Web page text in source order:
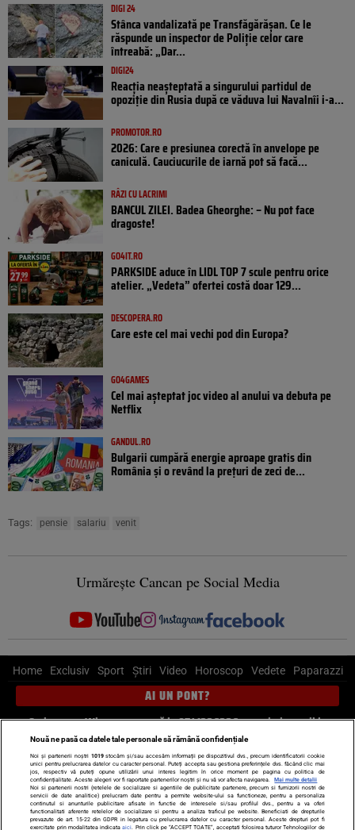
DIGI 24
Stânca vandalizată pe Transfăgărășan. Ce le
răspunde un inspector de Poliție celor care
întreabă: „Dar...
DIGI24
Reacția neașteptată a singurului partidul de
opoziţie din Rusia după ce văduva lui Navalnîi i-a...
PROMOTOR.RO
2026: Care e presiunea corectă în anvelope pe
caniculă. Cauciucurile de iarnă pot să facă...
RÂZI CU LACRIMI
BANCUL ZILEI. Badea Gheorghe: – Nu pot face
dragoste!
GO4IT.RO
PARKSIDE aduce în LIDL TOP 7 scule pentru orice
atelier. „Vedeta” ofertei costă doar 129...
DESCOPERA.RO
Care este cel mai vechi pod din Europa?
GO4GAMES
Cel mai așteptat joc video al anului va debuta pe
Netflix
GANDUL.RO
Bulgarii cumpără energie aproape gratis din
România și o revând la prețuri de zeci de...
Tags: pensie salariu venit
Urmărește Cancan pe Social Media
Home Exclusiv Sport Știri Video Horoscop Vedete Paparazzi
AI UN PONT?
Scrie-ne pe Whatsapp, sună la 0741226226 sau trimite mail la
pont@cancan.ro
Știri interne Știri externe
Politică
Ultimele stiri
Diete Insula Iubirii Dictionar de vise
LIFE STYLE
Horoscop
Nouă ne pasă ca datele tale personale să rămână confidențiale
Noi și partenerii noștri 1019stocăm și/sau accesăm informații pe dispozitivul dvs., precum identificatorii cookie
unici pentru prelucrarea datelor cu caracter personal. Puteți accepta sau gestiona preferințele dvs. făcând clic mai
jos, respectiv vă puteți opune utilizării unui interes legitim în orice moment pe pagina cu politica de
confidențialitate. Aceste alegeri vor fi raportate partenerilor noștri și nu vă vor afecta navigarea.
Mai multe detalii
Noi si partenerii nostri (retelele de socializare si agentiile de publicitate partenere, precum si furnizorii nostri de
servicii de date analitice) prelucram date pentru a permite website-ului sa functioneze, pentru a personaliza
continutul si anunturile publicitare afisate in functie de interesele si/sau profilul dvs., pentru a va oferi
functionalitati aferente retelelor de socializare si pentru a analiza traficul pe website. Beneficiati de drepturile
prevazute de art. 15-22 din GDPR in legatura cu prelucrarea datelor cu caracter personal. Aceste drepturi pot fi
exercitate prin modalitatea indicataaici . Prin click pe “ACCEPT TOATE”, acceptati folosirea tuturor Tehnologiilor de